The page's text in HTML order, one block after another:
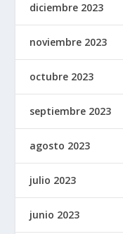
diciembre 2023
noviembre 2023
octubre 2023
septiembre 2023
agosto 2023
julio 2023
junio 2023